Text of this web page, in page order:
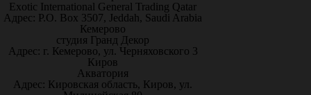
Exotic International General Trading Qatar
Адрес: P.O. Box 3507, Jeddah, Saudi Arabia
Кемерово
студия Гранд Декор
Адрес: г. Кемерово, ул. Черняховского 3
Киров
Акватория
Адрес: Кировская область, Киров, ул.